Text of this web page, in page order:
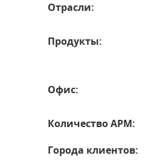
Отрасли:
Продукты:
Офис:
Количество АРМ:
Города клиентов: